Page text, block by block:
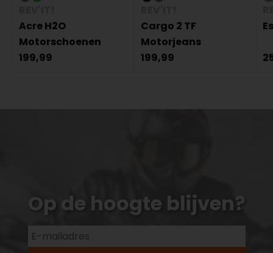
Acre H2O
Motorschoenen
199,99
Cargo 2 TF
Motorjeans
199,99
Op de hoogte blijven?